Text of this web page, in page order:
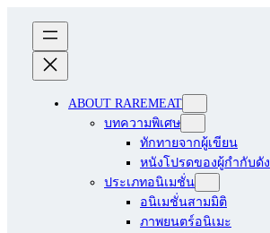
ABOUT RAREMEAT
บทความพิเศษ
ทักทายจากผู้เขียน
หนังโปรดของผู้กำกับดัง
ประเภทอนิเมชั่น
อนิเมชั่นสามมิติ
ภาพยนตร์อนิเมะ